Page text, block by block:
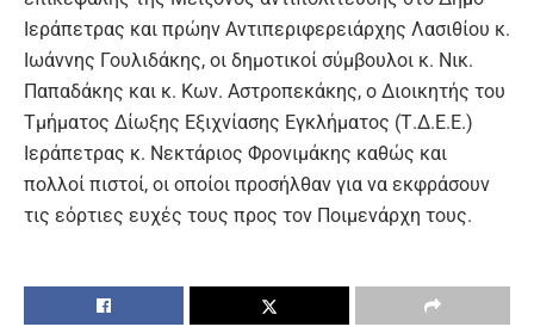
Ιεράπετρας και πρώην Αντιπεριφερειάρχης Λασιθίου κ.
Ιωάννης Γουλιδάκης, οι δημοτικοί σύμβουλοι κ. Νικ.
Παπαδάκης και κ. Κων. Αστροπεκάκης, ο Διοικητής του
Τμήματος Δίωξης Εξιχνίασης Εγκλήματος (Τ.Δ.Ε.Ε.)
Ιεράπετρας κ. Νεκτάριος Φρονιμάκης καθώς και
πολλοί πιστοί, οι οποίοι προσήλθαν για να εκφράσουν
τις εόρτιες ευχές τους προς τον Ποιμενάρχη τους.